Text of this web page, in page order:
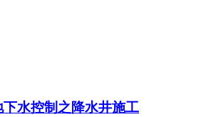
下水控制之降水井施工